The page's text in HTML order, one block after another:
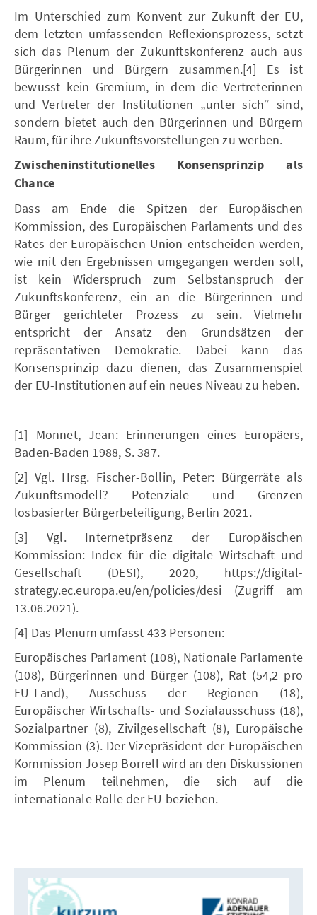
Im Unterschied zum Konvent zur Zukunft der EU,
dem letzten umfassenden Reflexionsprozess, setzt
sich das Plenum der Zukunftskonferenz auch aus
Bürgerinnen und Bürgern zusammen.[4] Es ist
bewusst kein Gremium, in dem die Vertreterinnen
und Vertreter der Institutionen „unter sich“ sind,
sondern bietet auch den Bürgerinnen und Bürgern
Raum, für ihre Zukunftsvorstellungen zu werben.
Zwischeninstitutionelles Konsensprinzip als
Chance
Dass am Ende die Spitzen der Europäischen
Kommission, des Europäischen Parlaments und des
Rates der Europäischen Union entscheiden werden,
wie mit den Ergebnissen umgegangen werden soll,
ist kein Widerspruch zum Selbstanspruch der
Zukunftskonferenz, ein an die Bürgerinnen und
Bürger gerichteter Prozess zu sein. Vielmehr
entspricht der Ansatz den Grundsätzen der
repräsentativen Demokratie. Dabei kann das
Konsensprinzip dazu dienen, das Zusammenspiel
der EU-Institutionen auf ein neues Niveau zu heben.
[1] Monnet, Jean: Erinnerungen eines Europäers,
Baden-Baden 1988, S. 387.
[2] Vgl. Hrsg. Fischer-Bollin, Peter: Bürgerräte als
Zukunftsmodell? Potenziale und Grenzen
losbasierter Bürgerbeteiligung, Berlin 2021.
[3] Vgl. Internetpräsenz der Europäischen
Kommission: Index für die digitale Wirtschaft und
Gesellschaft (DESI), 2020, https://digital-
strategy.ec.europa.eu/en/policies/desi (Zugriff am
13.06.2021).
[4] Das Plenum umfasst 433 Personen:
Europäisches Parlament (108), Nationale Parlamente
(108), Bürgerinnen und Bürger (108), Rat (54,2 pro
EU-Land), Ausschuss der Regionen (18),
Europäischer Wirtschafts- und Sozialausschuss (18),
Sozialpartner (8), Zivilgesellschaft (8), Europäische
Kommission (3). Der Vizepräsident der Europäischen
Kommission Josep Borrell wird an den Diskussionen
im Plenum teilnehmen, die sich auf die
internationale Rolle der EU beziehen.